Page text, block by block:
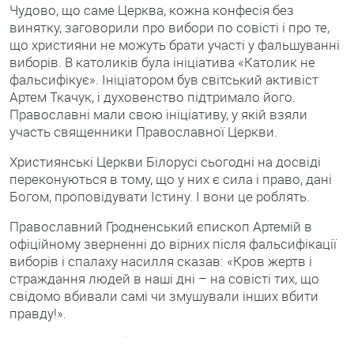
Чудово, що саме Церква, кожна конфесія без
винятку, заговорили про вибори по совісті і про те,
що християни не можуть брати участі у фальшуванні
виборів. В католиків була ініціатива «Католик не
фальсифікує». Ініціатором був світський активіст
Артем Ткачук, і духовенство підтримало його.
Православні мали свою ініціативу, у якій взяли
участь священники Православної Церкви.
Християнські Церкви Білорусі сьогодні на досвіді
переконуються в тому, що у них є сила і право, дані
Богом, проповідувати Істину. І вони це роблять.
Православний Гродненський єпископ Артемій в
офіційному зверненні до вірних після фальсифікації
виборів і спалаху насилля сказав: «Кров жертв і
страждання людей в наші дні – на совісті тих, що
свідомо вбивали самі чи змушували інших вбити
правду!».